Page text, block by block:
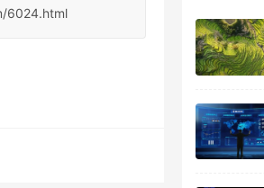
6024.html